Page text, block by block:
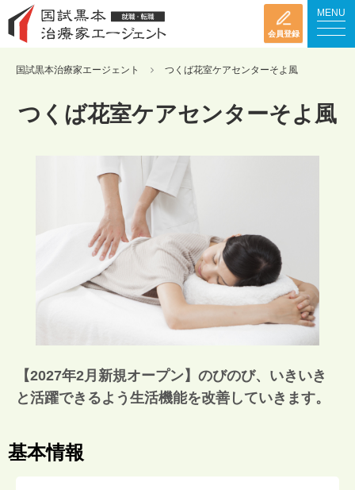
会員登録
MENU
国試黒本治療家エージェント つくば花室ケアセンターそよ風
つくば花室ケアセンターそよ風
【2027年2月新規オープン】のびのび、いきいき
と活躍できるよう生活機能を改善していきます。
基本情報